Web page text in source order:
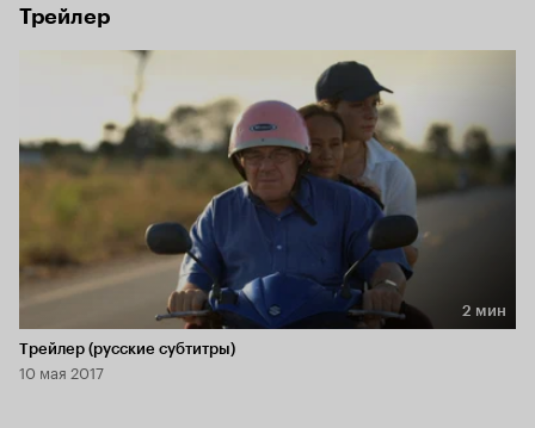
Трейлер
Длительность 2 мин
2 мин
Трейлер (русские субтитры)
10 мая 2017